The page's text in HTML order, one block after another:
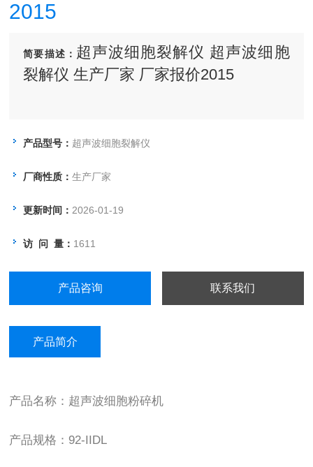
2015
简要描述： 超声波细胞裂解仪 超声波细胞
裂解仪 生产厂家 厂家报价2015
产品型号： 超声波细胞裂解仪
厂商性质：生产厂家
更新时间： 2026-01-19
访 问 量： 1611
产品咨询 联系我们
产品简介
产品名称：超声波细胞粉碎机
产品规格：92-IIDL